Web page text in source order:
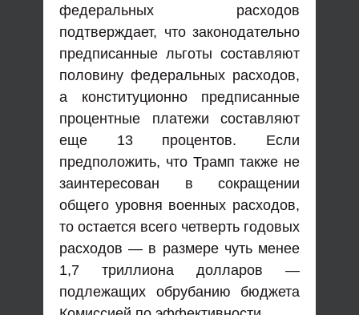
федеральных расходов
подтверждает, что законодательно
предписанные льготы составляют
половину федеральных расходов,
а конституционно предписанные
процентные платежи составляют
еще 13 процентов. Если
предположить, что Трамп также не
заинтересован в сокращении
общего уровня военных расходов,
то остается всего четверть годовых
расходов — в размере чуть менее
1,7 триллиона долларов —
подлежащих обрубанию бюджета